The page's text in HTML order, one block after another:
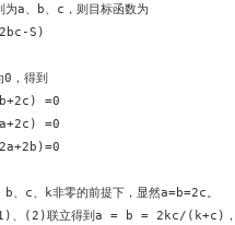
为a、b、c，则目标函数为
S)
，得到
=0
=0
b、c、k非零的前提下，显然a=b=2c。
(1)、(2)联立得到a = b = 2kc/(k+c)